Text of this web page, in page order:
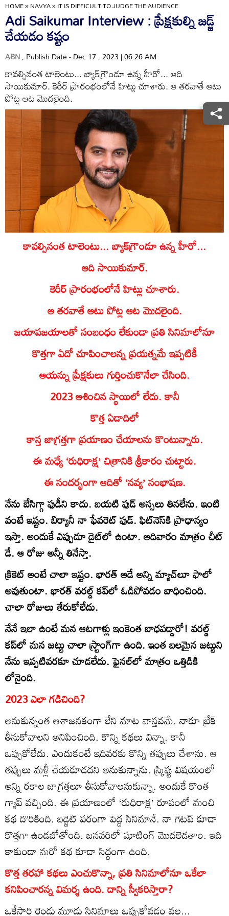
HOME»NAVYA»IT IS DIFFICULT TO JUDGE THE AUDIENCE
Adi Saikumar Interview : ప్రేక్షకుల్ని జడ్జ్‌
చేయడం కష్టం
ABN, Publish Date - Dec 17 , 2023 | 06:26 AM
కావల్సినంత టాలెంటు... బ్యాక్‌గ్రౌండూ ఉన్న హీరో... ఆది
సాయికుమార్‌. కెరీర్‌ ప్రారంభంలోనే హిట్లు చూశారు. ఆ తరవాతే ఆటు
పోట్ల ఆట మొదలైంది.
కావల్సినంత టాలెంటు... బ్యాక్‌గ్రౌండూ ఉన్న హీరో...
ఆది సాయికుమార్‌.
కెరీర్‌ ప్రారంభంలోనే హిట్లు చూశారు.
ఆ తరవాతే ఆటు పోట్ల ఆట మొదలైంది.
జయాపజయాలతో సంబంధం లేకుండా ప్రతి సినిమాలోనూ
కొత్తగా ఏదో చూపించాలన్న ప్రయత్నమే ఇప్పటికీ
ఆయన్ను ప్రేక్షకులు గుర్తించుకొనేలా చేసింది.
2023 ఆశించిన స్థాయిలో లేదు. కానీ
కొత్త ఏడాదిలో
కాస్త జాగ్రత్తగా ప్రయాణం చేయాలను కొంటున్నారు.
ఈ మధ్యే ‘రుధిరాక్ష’ చిత్రానికి శ్రీకారం చుట్టారు.
ఈ సందర్భంగా ఆదితో ‘నవ్య’ సంభాషణ.
నేను బేసిగ్గా ఫుడీని కాదు. బయటి ఫుడ్‌ అస్సలు తినలేను. ఇంటి
వంటే ఇష్టం. బిర్యానీ నా ఫేవరెట్‌ ఫుడ్‌. ఫిట్‌నెస్‌కి ప్రాధాన్యం
ఇస్తా. అందుకే ఎప్పుడూ డైట్‌లో ఉంటా. ఆదివారం మాత్రం చీట్‌
డే. ఆ రోజు అన్నీ తినేస్తా.
క్రికెట్‌ అంటే చాలా ఇష్టం. భారత్‌ ఆడే అన్ని మ్యాచ్‌లూ ఫాలో
అవుతుంటా. భారత్‌ వరల్డ్‌ కప్‌లో ఓడిపోవడం బాధించింది.
చాలా రోజులు తేరుకోలేదు.
నేనే ఇలా ఉంటే మన ఆటగాళ్లు ఇంకెంత బాధపడ్డారో! వరల్డ్‌
కప్‌లో మన జట్టు చాలా స్ర్టాంగ్‌గా ఉంది. ఇంత బలమైన జట్టుని
నేను ఇప్పటివరకూ చూడలేదు. ఫైనల్‌లో మాత్రం ఒత్తిడికి
లోనైంది.
2023 ఎలా గడిచింది?
అనుకున్నంత ఆశాజనకంగా లేని మాట వాస్తవమే. నాకూ బ్రేక్‌
తీసుకోవాలని అనిపించింది. కొన్ని కథలు విన్నా. కానీ
ఒప్పుకోలేదు. ఎందుకంటే ఇదివరకు కొన్ని తప్పులు చేశాను. ఆ
తప్పులు మళ్లీ చేయకూడదని అనుకున్నాను. స్ర్కిప్టు విషయంలో
అన్ని రకాల జాగ్రత్తలూ తీసుకోవాలనుకున్నా. అందుకే కొంత
గ్యాప్‌ వచ్చింది. ఈ ప్రయాణంలో ‘రుధిరాక్ష’ రూపంలో మంచి
కథ దొరికింది. బడ్జెట్‌ పరంగా పెద్ద సినిమానే. నా గెటప్‌ కూడా
కొత్తగా ఉండబోతోంది. జనవరిలో షూటింగ్‌ మొదలెడతాం. ఇది
కాకుండా మరో కథ కూడా సిద్ధంగా ఉంది.
కొత్త తరహా కథలు ఎంచుకొన్నా, ప్రతి సినిమాలోనూ ఒకేలా
కనిపించారన్న విమర్శ ఉంది. దాన్ని స్వీకరిస్తారా?
ఒకేసారి రెండు మూడు సినిమాలు ఒప్పుకోవడం వల్ల...